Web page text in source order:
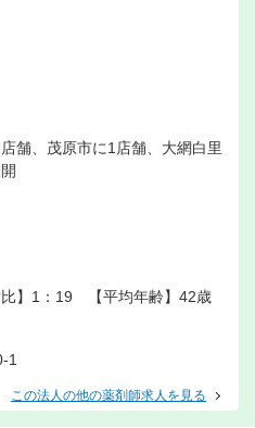
舗、茂原市に1店舗、大網白里
】1：19 【平均年齢】42歳
1
この法人の他の薬剤師求人を見る